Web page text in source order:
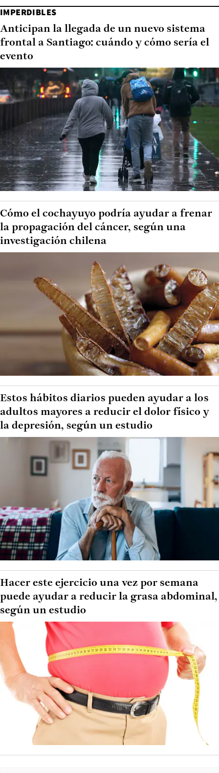
IMPERDIBLES
Anticipan la llegada de un nuevo sistema
frontal a Santiago: cuándo y cómo sería el
evento
Cómo el cochayuyo podría ayudar a frenar
la propagación del cáncer, según una
investigación chilena
Estos hábitos diarios pueden ayudar a los
adultos mayores a reducir el dolor físico y
la depresión, según un estudio
Hacer este ejercicio una vez por semana
puede ayudar a reducir la grasa abdominal,
según un estudio